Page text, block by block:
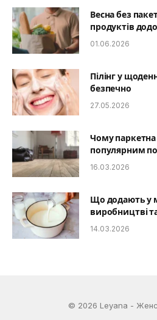
Весна без
продуктів
01.06.2026
Пілінг у
безпечно
27.05.2026
Чому
популярним
16.03.2026
Що додають у
виробництві
14.03.2026
© 2026 Leyana -